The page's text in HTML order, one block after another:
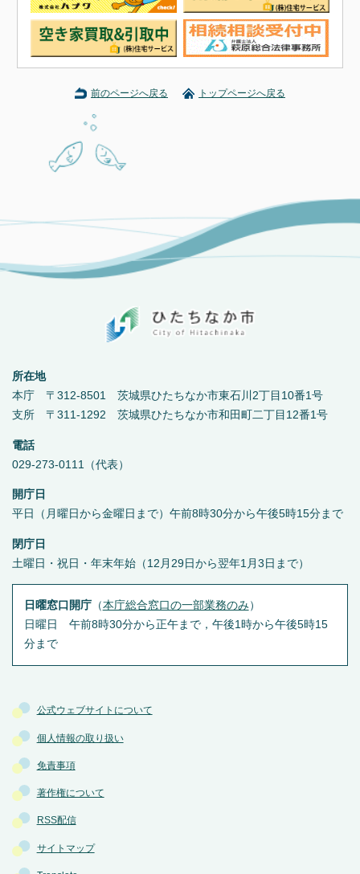
前のページへ戻る トップページへ戻る
公式ウェブサイトについて
個人情報の取り扱い
免責事項
著作権について
RSS配信
サイトマップ
所在地
本庁 〒312-8501 茨城県ひたちなか市東石川2丁目10番1号
支所 〒311-1292 茨城県ひたちなか市和田町二丁目12番1号
電話
029-273-0111（代表）
開庁日
平日（月曜日から金曜日まで）午前8時30分から午後5時15分まで
閉庁日
土曜日・祝日・年末年始（12月29日から翌年1月3日まで）
日曜窓口開庁（本庁総合窓口の一部業務のみ ）
日曜日 午前8時30分から正午まで，午後1時から午後5時15
分まで